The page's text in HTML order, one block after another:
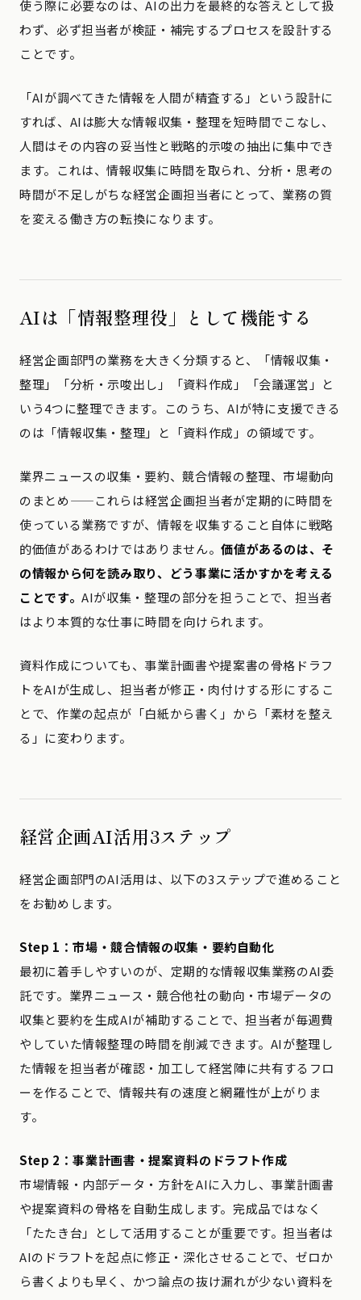
使う際に必要なのは、AIの出力を最終的な答えとして扱
わず、必ず担当者が検証・補完するプロセスを設計する
ことです。
「AIが調べてきた情報を人間が精査する」という設計に
すれば、AIは膨大な情報収集・整理を短時間でこなし、
人間はその内容の妥当性と戦略的示唆の抽出に集中でき
ます。これは、情報収集に時間を取られ、分析・思考の
時間が不足しがちな経営企画担当者にとって、業務の質
を変える働き方の転換になります。
AIは「情報整理役」として機能する
経営企画部門の業務を大きく分類すると、「情報収集・
整理」「分析・示唆出し」「資料作成」「会議運営」と
いう4つに整理できます。このうち、AIが特に支援できる
のは「情報収集・整理」と「資料作成」の領域です。
業界ニュースの収集・要約、競合情報の整理、市場動向
のまとめ——これらは経営企画担当者が定期的に時間を
使っている業務ですが、情報を収集すること自体に戦略
的価値があるわけではありません。価値があるのは、そ
の情報から何を読み取り、どう事業に活かすかを考える
ことです。AIが収集・整理の部分を担うことで、担当者
はより本質的な仕事に時間を向けられます。
資料作成についても、事業計画書や提案書の骨格ドラフ
トをAIが生成し、担当者が修正・肉付けする形にするこ
とで、作業の起点が「白紙から書く」から「素材を整え
る」に変わります。
経営企画AI活用3ステップ
経営企画部門のAI活用は、以下の3ステップで進めること
をお勧めします。
Step 1：市場・競合情報の収集・要約自動化
最初に着手しやすいのが、定期的な情報収集業務のAI委
託です。業界ニュース・競合他社の動向・市場データの
収集と要約を生成AIが補助することで、担当者が毎週費
やしていた情報整理の時間を削減できます。AIが整理し
た情報を担当者が確認・加工して経営陣に共有するフロ
ーを作ることで、情報共有の速度と網羅性が上がりま
す。
Step 2：事業計画書・提案資料のドラフト作成
市場情報・内部データ・方針をAIに入力し、事業計画書
や提案資料の骨格を自動生成します。完成品ではなく
「たたき台」として活用することが重要です。担当者は
AIのドラフトを起点に修正・深化させることで、ゼロか
ら書くよりも早く、かつ論点の抜け漏れが少ない資料を